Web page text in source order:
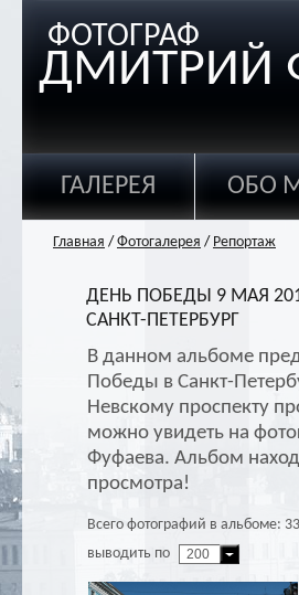
ФОТОГРАФ
ДМИТРИЙ
ГАЛЕРЕЯ ОБО
Главная / Фотогалерея / Репортаж
ДЕНЬ ПОБЕДЫ 9 МАЯ
САНКТ-ПЕТЕРБУРГ
В данном альбоме
Победы в Санкт-
Невскому проспекту
можно увидеть на
Фуфаева. Альбом
просмотра!
Всего фотографий в альбоме: 33
выводить по
200